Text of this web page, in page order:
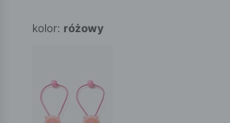
kolor: różowy